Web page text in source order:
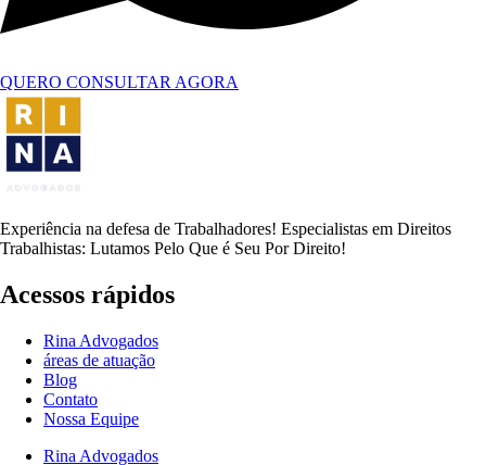
QUERO CONSULTAR AGORA
Experiência na defesa de Trabalhadores! Especialistas em Direitos
Trabalhistas: Lutamos Pelo Que é Seu Por Direito!
Acessos rápidos
Rina Advogados
áreas de atuação
Blog
Contato
Nossa Equipe
Rina Advogados